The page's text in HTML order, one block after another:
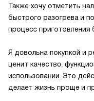
Также хочу отметить
быстрого разогрева и
процесс
Я довольна покупкой и
ценит качество,
использовании. Это
делает жизнь проще и